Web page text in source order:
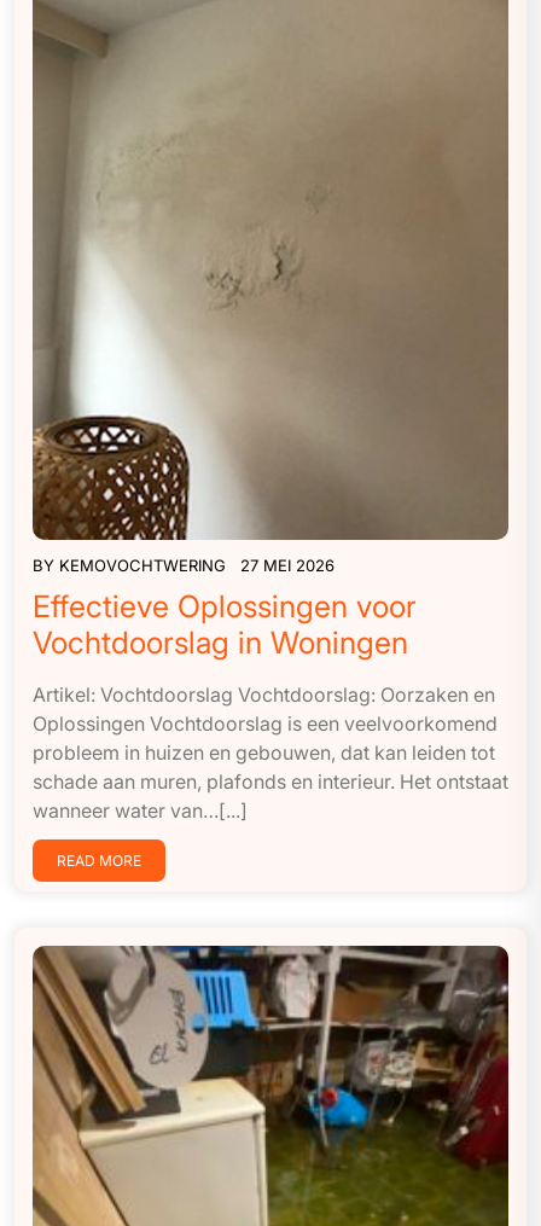
BY KEMOVOCHTWERING 27 MEI 2026
Effectieve Oplossingen voor
Vochtdoorslag in Woningen
Artikel: Vochtdoorslag Vochtdoorslag: Oorzaken en
Oplossingen Vochtdoorslag is een veelvoorkomend
probleem in huizen en gebouwen, dat kan leiden tot
schade aan muren, plafonds en interieur. Het ontstaat
wanneer water van…[...]
READ MORE